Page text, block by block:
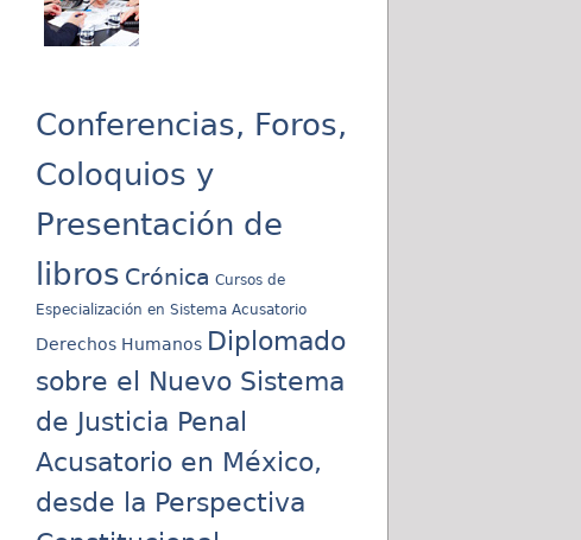
Conferencias, Foros,
Coloquios y
Presentación de
libros Crónica Cursos de
Especialización en Sistema Acusatorio
Derechos Humanos Diplomado
sobre el Nuevo Sistema
de Justicia Penal
Acusatorio en México,
desde la Perspectiva